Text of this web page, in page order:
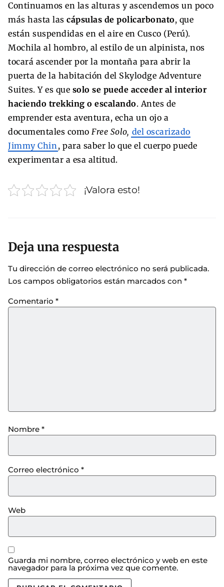
Continuamos en las alturas y ascendemos un poco
más hasta las cápsulas de policarbonato, que
están suspendidas en el aire en Cusco (Perú).
Mochila al hombro, al estilo de un alpinista, nos
tocará ascender por la montaña para abrir la
puerta de la habitación del Skylodge Adventure
Suites. Y es que solo se puede acceder al interior
haciendo trekking o escalando. Antes de
emprender esta aventura, echa un ojo a
documentales como Free Solo, del oscarizado
Jimmy Chin, para saber lo que el cuerpo puede
experimentar a esa altitud.
¡Valora esto!
Deja una respuesta
Tu dirección de correo electrónico no será publicada.
Los campos obligatorios están marcados con *
Comentario *
Nombre *
Correo electrónico *
Web
Guarda mi nombre, correo electrónico y web en este
navegador para la próxima vez que comente.